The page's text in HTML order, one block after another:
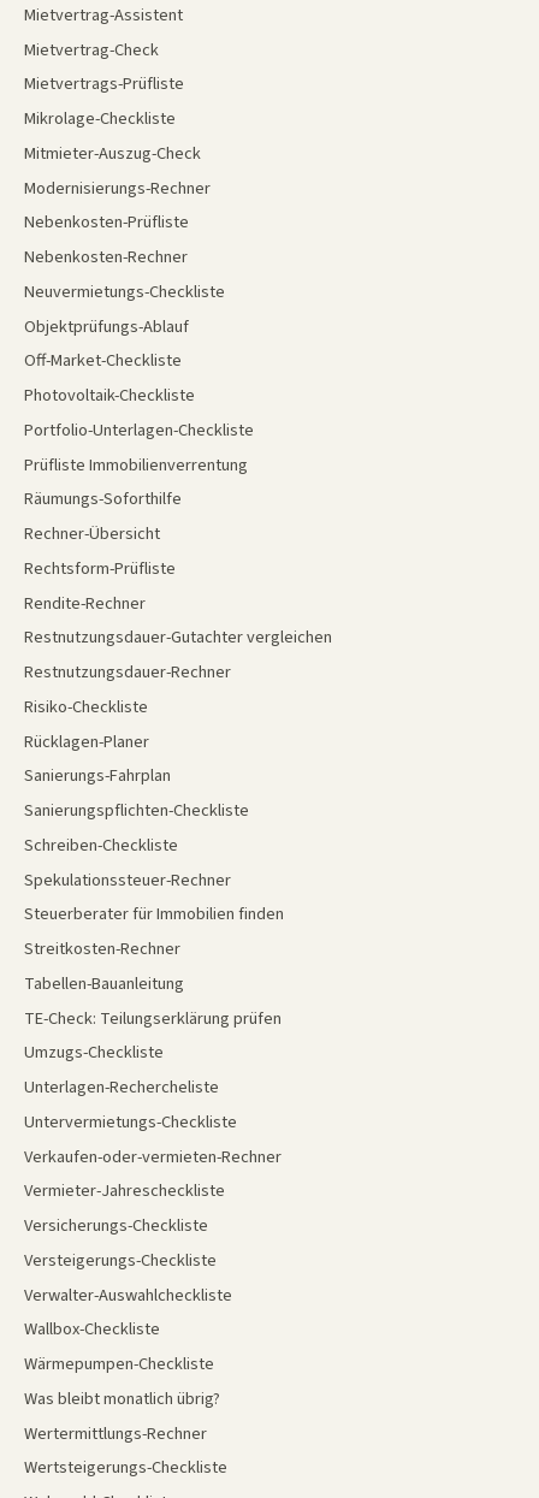
Mietvertrag-Assistent
Mietvertrag-Check
Mietvertrags-Prüfliste
Mikrolage-Checkliste
Mitmieter-Auszug-Check
Modernisierungs-Rechner
Nebenkosten-Prüfliste
Nebenkosten-Rechner
Neuvermietungs-Checkliste
Objektprüfungs-Ablauf
Off-Market-Checkliste
Photovoltaik-Checkliste
Portfolio-Unterlagen-Checkliste
Prüfliste Immobilienverrentung
Räumungs-Soforthilfe
Rechner-Übersicht
Rechtsform-Prüfliste
Rendite-Rechner
Restnutzungsdauer-Gutachter vergleichen
Restnutzungsdauer-Rechner
Risiko-Checkliste
Rücklagen-Planer
Sanierungs-Fahrplan
Sanierungspflichten-Checkliste
Schreiben-Checkliste
Spekulationssteuer-Rechner
Steuerberater für Immobilien finden
Streitkosten-Rechner
Tabellen-Bauanleitung
TE-Check: Teilungserklärung prüfen
Umzugs-Checkliste
Unterlagen-Rechercheliste
Untervermietungs-Checkliste
Verkaufen-oder-vermieten-Rechner
Vermieter-Jahrescheckliste
Versicherungs-Checkliste
Versteigerungs-Checkliste
Verwalter-Auswahlcheckliste
Wallbox-Checkliste
Wärmepumpen-Checkliste
Was bleibt monatlich übrig?
Wertermittlungs-Rechner
Wertsteigerungs-Checkliste